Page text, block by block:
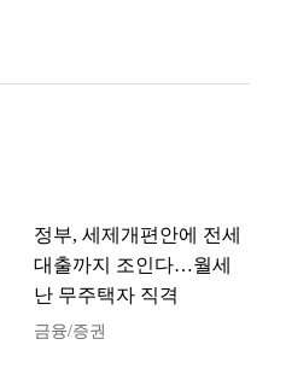
정부, 세제개편안에 전세
대출까지 조인다…월세
난 무주택자 직격
금융/증권